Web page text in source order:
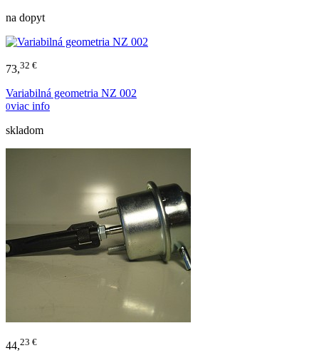
na dopyt
73,32 €
Variabilná geometria NZ 002
0viac info
skladom
44,23 €